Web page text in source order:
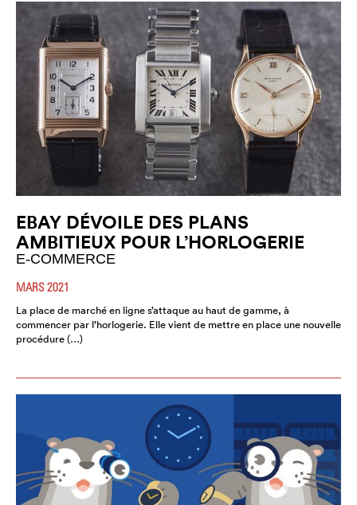
EBAY DÉVOILE DES PLANS
AMBITIEUX POUR L’HORLOGERIE
E-COMMERCE
MARS 2021
La place de marché en ligne s’attaque au haut de gamme, à
commencer par l’horlogerie. Elle vient de mettre en place une nouvelle
procédure (…)